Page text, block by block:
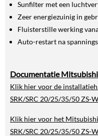
Sunfilter met een
Zeer energiezuinig in
Fluisterstille werking
Auto-restart na
Documentatie
Klik hier voor de
SRK/SRC 20/25/35/50 ZS-
Klik hier voor het
SRK/SRC 20/25/35/50ZS-